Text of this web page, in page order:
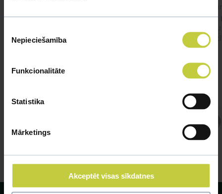
izvēle
Nepieciešamība
Funkcionalitāte
Statistika
Mārketings
Akceptēt visas sīkdatnes
#kakis #apedis #plevi
Veterinārārsts
viņš